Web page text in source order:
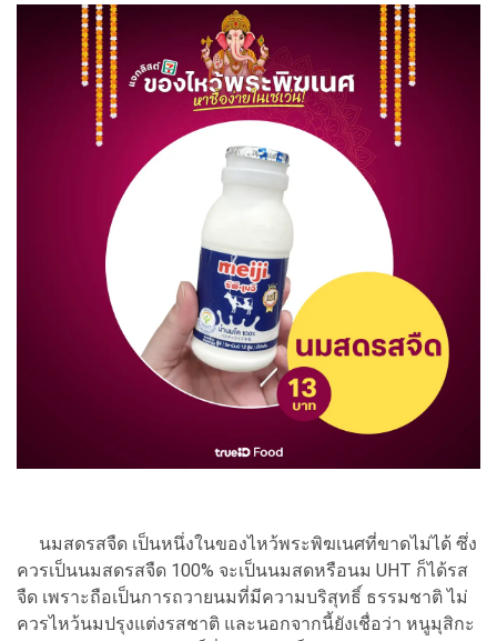
นมสดรสจืด เป็นหนึ่งในของไหว้พระพิฆเนศที่ขาดไม่ได้ ซึ่ง
ควรเป็นนมสดรสจืด 100% จะเป็นนมสดหรือนม UHT ก็ได้รส
จืด เพราะถือเป็นการถวายนมที่มีความบริสุทธิ์ ธรรมชาติ ไม่
ควรไหว้นมปรุงแต่งรสชาติ และนอกจากนี้ยังเชื่อว่า หนูมุสิกะ